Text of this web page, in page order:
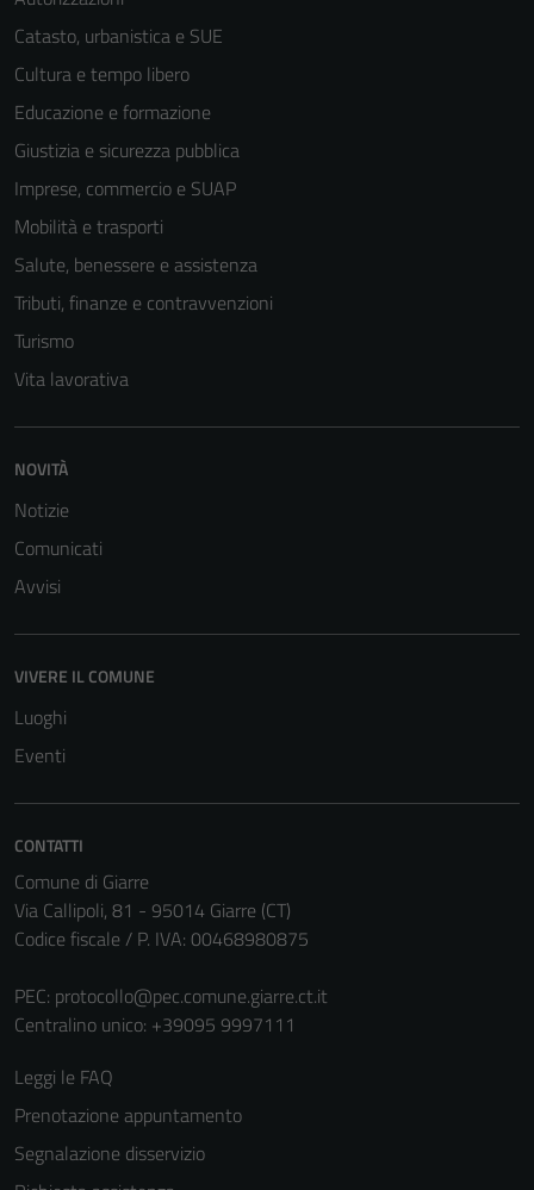
Catasto, urbanistica e SUE
Cultura e tempo libero
Educazione e formazione
Giustizia e sicurezza pubblica
Imprese, commercio e SUAP
Mobilità e trasporti
Salute, benessere e assistenza
Tributi, finanze e contravvenzioni
Turismo
Vita lavorativa
NOVITÀ
Notizie
Comunicati
Avvisi
VIVERE IL COMUNE
Luoghi
Eventi
CONTATTI
Comune di Giarre
Via Callipoli, 81 - 95014 Giarre (CT)
Codice fiscale / P. IVA: 00468980875
PEC: protocollo@pec.comune.giarre.ct.it
Centralino unico: +39095 9997111
Leggi le FAQ
Prenotazione appuntamento
Segnalazione disservizio
Questi cookie
disabilitati.